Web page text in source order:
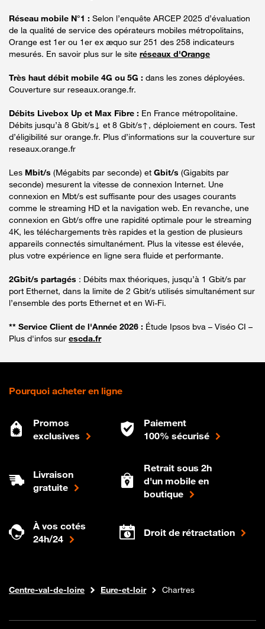
Réseau mobile N°1 : Selon l’enquête ARCEP 2025 d’évaluation
de la qualité de service des opérateurs mobiles métropolitains,
Orange est 1er ou 1er ex æquo sur 251 des 258 indicateurs
mesurés. En savoir plus sur le site réseaux d'Orange
Très haut débit mobile 4G ou 5G : dans les zones déployées.
Couverture sur reseaux.orange.fr.
Débits Livebox Up et Max Fibre : En France métropolitaine.
Débits jusqu’à 8 Gbit/s↓ et 8 Gbit/s↑, déploiement en cours. Test
d’éligibilité sur orange.fr. Plus d’informations sur la couverture sur
reseaux.orange.fr
Les Mbit/s (Mégabits par seconde) et Gbit/s (Gigabits par
seconde) mesurent la vitesse de connexion Internet. Une
connexion en Mbt/s est suffisante pour des usages courants
comme le streaming HD et la navigation web. En revanche, une
connexion en Gbt/s offre une rapidité optimale pour le streaming
4K, les téléchargements très rapides et la gestion de plusieurs
appareils connectés simultanément. Plus la vitesse est élevée,
plus votre expérience en ligne sera fluide et performante.
2Gbit/s partagés : Débits max théoriques, jusqu’à 1 Gbit/s par
port Ethernet, dans la limite de 2 Gbit/s utilisés simultanément sur
l’ensemble des ports Ethernet et en Wi-Fi.
** Service Client de l'Année 2026 : Étude Ipsos bva – Viséo CI –
Plus d'infos sur escda.fr
Pourquoi acheter en ligne
Promos
exclusives
Paiement
100% sécurisé
Livraison
gratuite
Retrait sous 2h
d'un mobile en
boutique
À vos cotés
24h/24
Droit de rétractation
Boutique Orange
Internet fibre
Centre-val-de-loire Eure-et-loir Chartres